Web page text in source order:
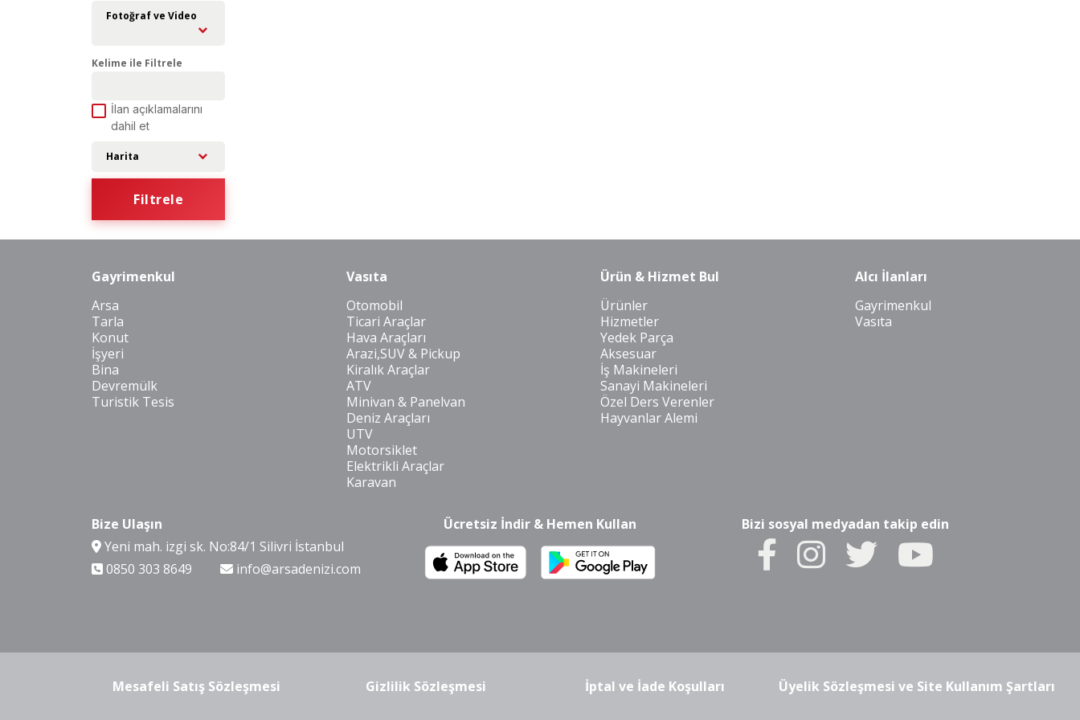
Fotoğraf ve Video
Kelime ile Filtrele
İlan açıklamalarını
dahil et
Harita
Filtrele
Gayrimenkul
Arsa
Tarla
Konut
İşyeri
Bina
Devremülk
Turistik Tesis
Vasıta
Otomobil
Ticari Araçlar
Hava Araçları
Arazi,SUV & Pickup
Kiralık Araçlar
ATV
Minivan & Panelvan
Deniz Araçları
UTV
Motorsiklet
Elektrikli Araçlar
Karavan
Ürün & Hizmet Bul
Ürünler
Hizmetler
Yedek Parça
Aksesuar
İş Makineleri
Sanayi Makineleri
Özel Ders Verenler
Hayvanlar Alemi
Alcı İlanları
Gayrimenkul
Vasıta
Bize Ulaşın
Yeni mah. izgi sk. No:84/1 Silivri İstanbul
0850 303 8649
info@arsadenizi.com
Ücretsiz İndir & Hemen Kullan Bizi sosyal medyadan takip edin
Mesafeli Satış Sözleşmesi Gizlilik Sözleşmesi İptal ve İade Koşulları Üyelik Sözleşmesi ve Site Kullanım Şartları